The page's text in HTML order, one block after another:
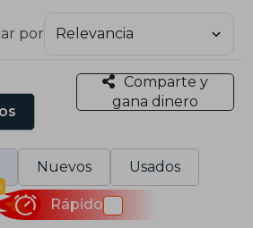
por
Comparte y
gana dinero
Nuevos Usados
Rápido